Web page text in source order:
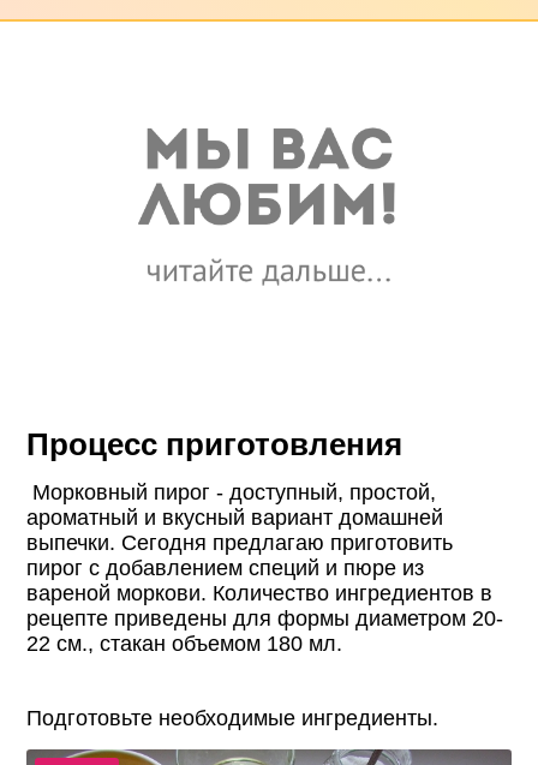
Процесс приготовления
Морковный пирог - доступный, простой,
ароматный и вкусный вариант домашней
выпечки. Сегодня предлагаю приготовить
пирог с добавлением специй и пюре из
вареной моркови. Количество ингредиентов в
рецепте приведены для формы диаметром 20-
22 см., стакан объемом 180 мл.
Подготовьте необходимые ингредиенты.